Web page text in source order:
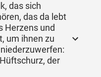
das sich
das da lebt
Herzens und
um ihnen zu
der